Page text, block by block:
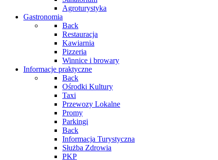
Agroturystyka
Gastronomia
Back
Restauracja
Kawiarnia
Pizzeria
Winnice i browary
Informacje praktyczne
Back
Ośrodki Kultury
Taxi
Przewozy Lokalne
Promy
Parkingi
Back
Informacja Turystyczna
Służba Zdrowia
PKP